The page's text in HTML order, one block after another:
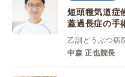
短頭種気道症
蓋過長症の手
乙訓どうぶつ病
中森 正也院長